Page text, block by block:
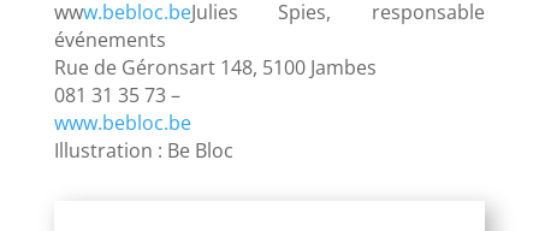
www.bebloc.beJulies Spies, responsable
événements
Rue de Géronsart 148, 5100 Jambes
081 31 35 73 –
www.bebloc.be
Illustration : Be Bloc